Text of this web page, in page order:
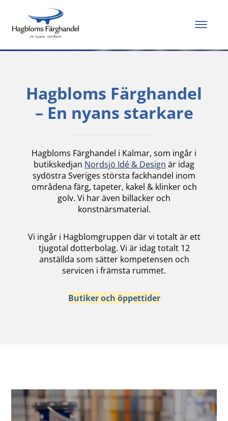
Allt du behöver för
att måla och renovera
Hagbloms Färghandel
– En nyans starkare
Hagbloms Färghandel i Kalmar, som ingår i
butikskedjan Nordsjö Idé & Design är idag
sydöstra Sveriges största fackhandel inom
områdena färg, tapeter, kakel & klinker och
golv. Vi har även billacker och
konstnärsmaterial.
Vi ingår i Hagblomgruppen där vi totalt är ett
tjugotal dotterbolag. Vi är idag totalt 12
anställda som sätter kompetensen och
servicen i främsta rummet.
Butiker och öppettider